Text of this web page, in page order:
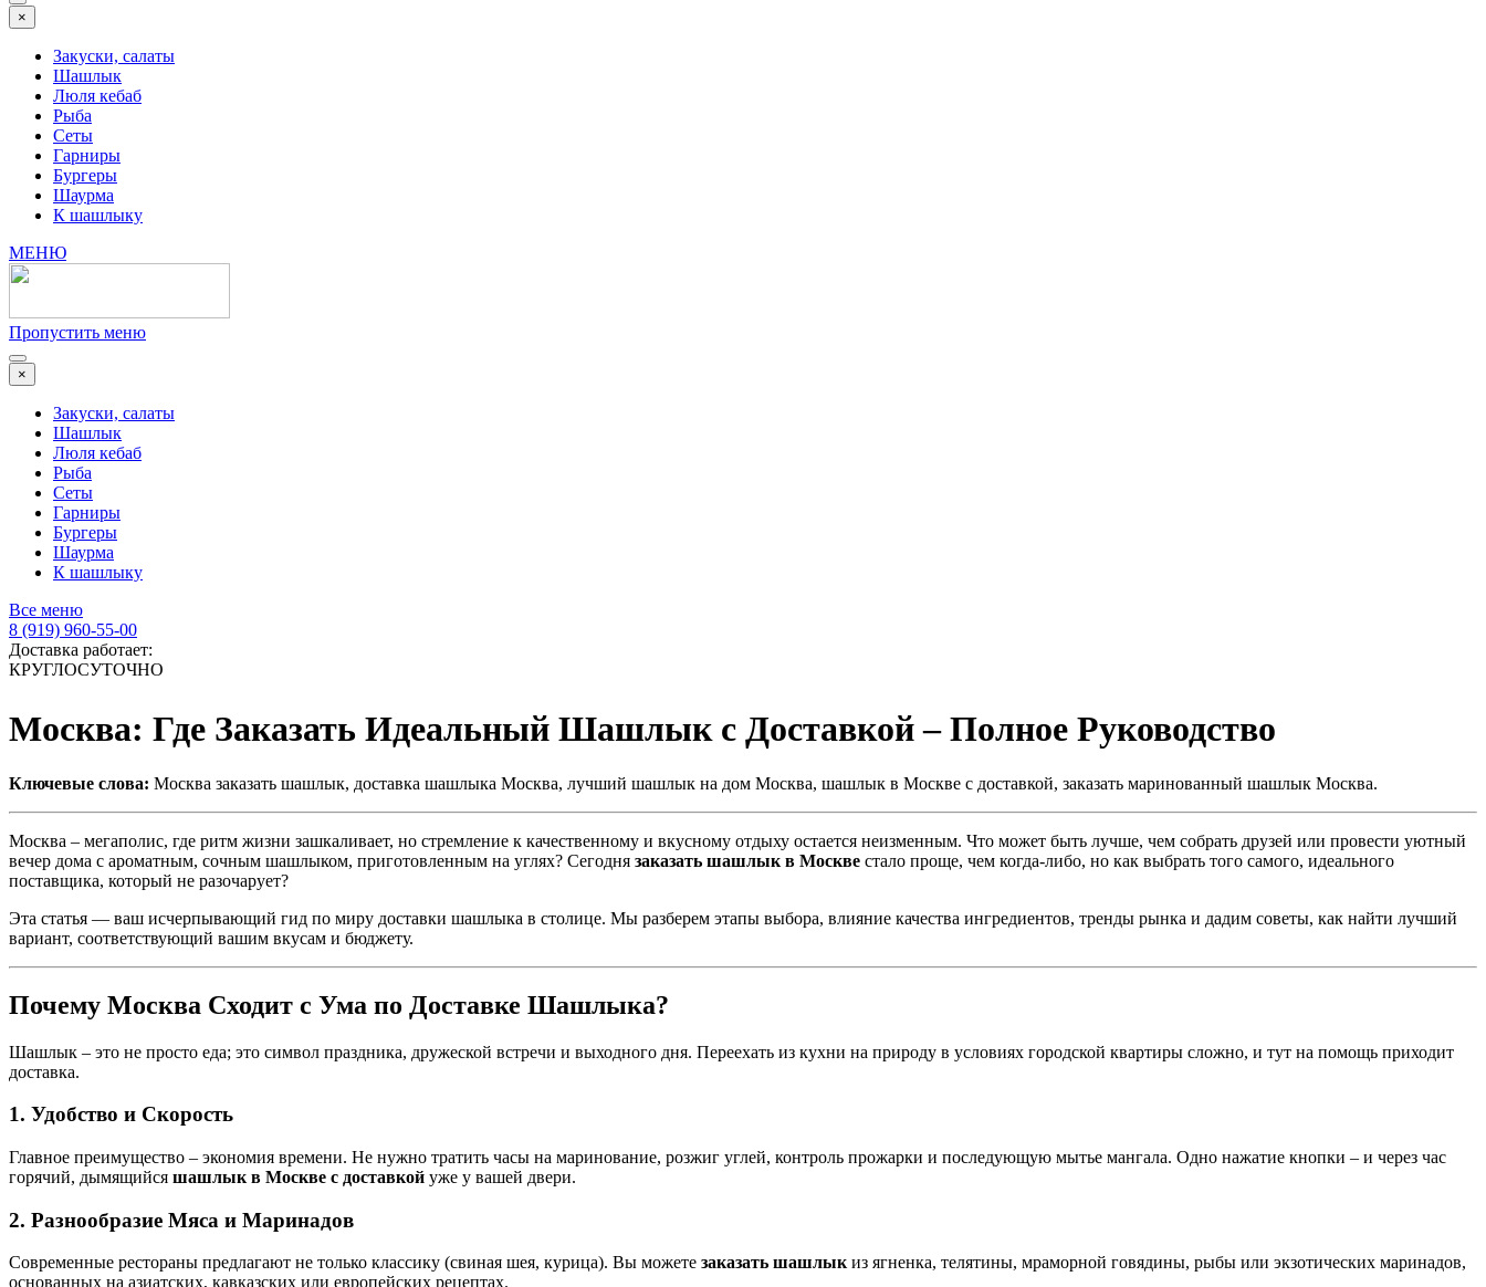
×
Закуски, салаты
Шашлык
Люля кебаб
Рыба
Сеты
Гарниры
Бургеры
Шаурма
К шашлыку
МЕНЮ
Пропустить меню
×
Закуски, салаты
Шашлык
Люля кебаб
Рыба
Сеты
Гарниры
Бургеры
Шаурма
К шашлыку
Все меню
8 (919) 960-55-00
Доставка работает:
КРУГЛОСУТОЧНО
Москва: Где Заказать Идеальный Шашлык с Доставкой – Полное Руководство
Ключевые слова: Москва заказать шашлык, доставка шашлыка Москва, лучший шашлык на дом Москва, шашлык в Москве с доставкой, заказать маринованный шашлык Москва.
Москва – мегаполис, где ритм жизни зашкаливает, но стремление к качественному и вкусному отдыху остается неизменным. Что может быть лучше, чем собрать друзей или провести уютный
вечер дома с ароматным, сочным шашлыком, приготовленным на углях? Сегодня заказать шашлык в Москве стало проще, чем когда-либо, но как выбрать того самого, идеального
поставщика, который не разочарует?
Эта статья — ваш исчерпывающий гид по миру доставки шашлыка в столице. Мы разберем этапы выбора, влияние качества ингредиентов, тренды рынка и дадим советы, как найти лучший
вариант, соответствующий вашим вкусам и бюджету.
Почему Москва Сходит с Ума по Доставке Шашлыка?
Шашлык – это не просто еда; это символ праздника, дружеской встречи и выходного дня. Переехать из кухни на природу в условиях городской квартиры сложно, и тут на помощь приходит
доставка.
1. Удобство и Скорость
Главное преимущество – экономия времени. Не нужно тратить часы на маринование, розжиг углей, контроль прожарки и последующую мытье мангала. Одно нажатие кнопки – и через час
горячий, дымящийся шашлык в Москве с доставкой уже у вашей двери.
2. Разнообразие Мяса и Маринадов
Современные рестораны предлагают не только классику (свиная шея, курица). Вы можете заказать шашлыкиз ягненка, телятины, мраморной говядины, рыбы или экзотических маринадов,
основанных на азиатских, кавказских или европейских рецептах.